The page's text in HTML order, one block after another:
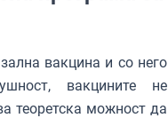
вакцина и со него
вакцините не
теоретска можност да